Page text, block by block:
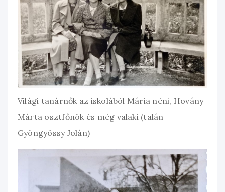
Világi tanárnők az iskolából Mária néni, Hovány
Márta osztfőnök és még valaki (talán
Gyöngyössy Jolán)